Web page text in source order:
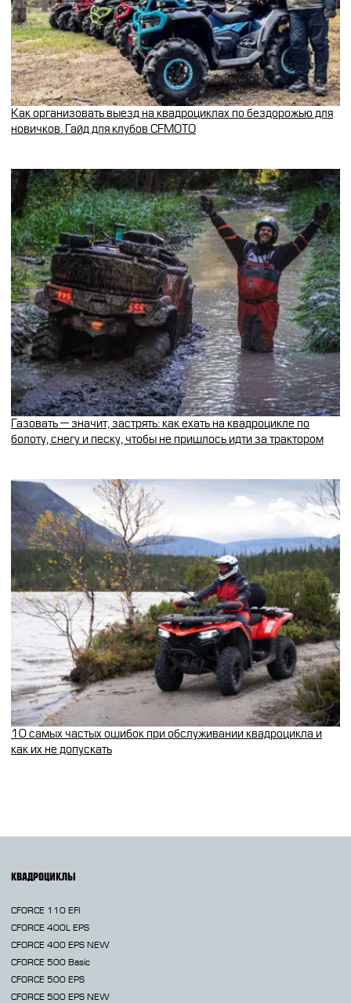
Как организовать выезд на квадроциклах по бездорожью для
новичков. Гайд для клубов CFMOTO
Газовать — значит, застрять: как ехать на квадроцикле по
болоту, снегу и песку, чтобы не пришлось идти за трактором
10 самых частых ошибок при обслуживании квадроцикла и
как их не допускать
КВАДРОЦИКЛЫ
CFORCE 110 EFI
CFORCE 400L EPS
CFORCE 400 EPS NEW
CFORCE 500 Basic
CFORCE 500 EPS
CFORCE 500 EPS NEW